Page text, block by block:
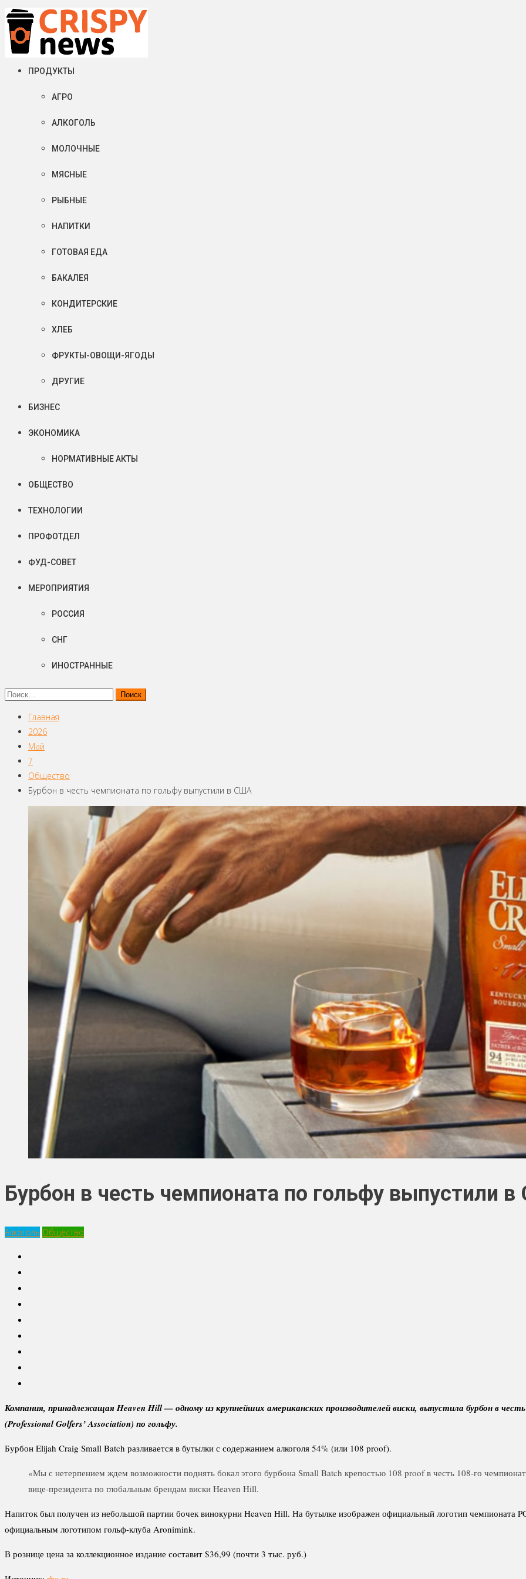
Четверг, 06 августа, 2026
Crispy News/Криспи Ньюс
События и тенденции рынка пищевой промышленности в России и мире
ПРОДУКТЫ
АГРО
АЛКОГОЛЬ
МОЛОЧНЫЕ
МЯСНЫЕ
РЫБНЫЕ
НАПИТКИ
ГОТОВАЯ ЕДА
БАКАЛЕЯ
КОНДИТЕРСКИЕ
ХЛЕБ
ФРУКТЫ-ОВОЩИ-ЯГОДЫ
ДРУГИЕ
БИЗНЕС
ЭКОНОМИКА
НОРМАТИВНЫЕ АКТЫ
ОБЩЕСТВО
ТЕХНОЛОГИИ
ПРОФОТДЕЛ
ФУД-СОВЕТ
МЕРОПРИЯТИЯ
РОССИЯ
СНГ
ИНОСТРАННЫЕ
Найти:
Главная
2026
Май
7
Общество
Бурбон в честь чемпионата по гольфу выпустили в США
Бурбон в честь чемпионата по гольфу выпустили
Алкоголь Общество
Компания, принадлежащая Heaven Hill — одному из крупнейших американских производителей виски, выпустила бурбон в
(Professional Golfers’ Association) по гольфу.
Бурбон Elijah Craig Small Batch разливается в бутылки с содержанием алкоголя 54% (или 108 proof).
«Мы с нетерпением ждем возможности поднять бокал этого бурбона Small Batch крепостью 108 proof в честь 108-го
вице-президента по глобальным брендам виски Heaven Hill.
Напиток был получен из небольшой партии бочек винокурни Heaven Hill. На бутылке изображен официальный логотип чемпионата
официальным логотипом гольф-клуба Aronimink.
В рознице цена за коллекционное издание составит $36,99 (почти 3 тыс. руб.)